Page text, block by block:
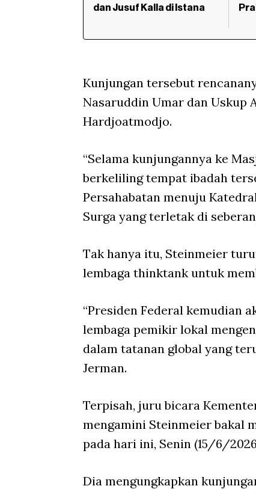
dan Jusuf Kalla di Istana
Kunjungan tersebut
Nasaruddin Umar dan Uskup
Hardjoatmodjo.
“Selama kunjungannya ke
berkeliling tempat ibadah
Persahabatan menuju
Surga yang terletak di
Tak hanya itu, Steinmeier
lembaga thinktank untuk
“Presiden Federal kemudian
lembaga pemikir lokal
dalam tatanan global yang
Jerman.
Terpisah, juru bicara
mengamini Steinmeier bakal
pada hari ini, Senin (15/6/
Dia mengungkapkan